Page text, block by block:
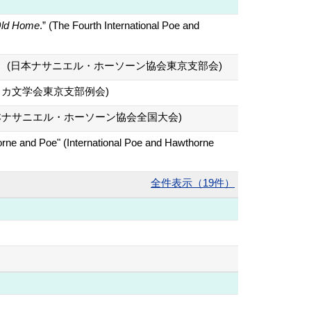
Home.” (The Fourth International Poe and
日本ナサニエル・ホーソーン協会東京支部会)
文学会東京支部例会)
サニエル・ホーソーン協会全国大会)
and Poe" (International Poe and Hawthorne
全件表示（19件）